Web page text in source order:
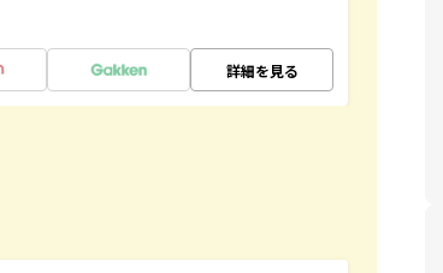
詳細を見る